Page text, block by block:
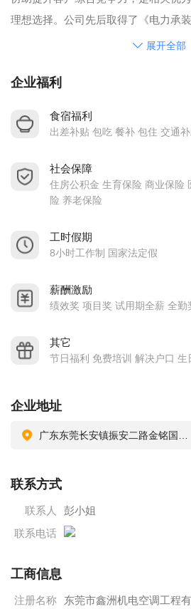
理想选择。公司先后取得了《电力承
五级资质》，《机电设备安装专业承
装，维修资格认证证书。
已精心培养出一支充满活力，技术领
管理员5人，同时还拥有1支90多个高
专业施工团队及大量优良的安装，维
后勤保障。
公司总经理及其专专业优秀团队曾
团.金宝集团，明冠集团.华贝电子，康
程中学习和吸取先进的经营及最新管
开拓市场，精诚合作。为客户提供“高
机电空调工程有限公司正是秉承“诚信
面对市场激烈竞争及各优秀企业的
格遵循ISO9001;2000质量体系及6’S
提高工程设计及专业技术水准，持之
客户。立足广东，面向全国服务。公
制度，不断完善及提升企业管理战术
展开全部
企业福利
食宿福利
出差补贴 包吃 餐补 包住 交通
社会保障
住房公积金 生育保险 商业保险
险 养老保险
工时假期
8小时工作制 国家法定假
薪酬激励
绩效奖 项目奖 试用期全薪 全勤
其它
节日福利 免费培训 解决户口 生
企业地址
联系方式
联系人
彭小姐
联系电话
工商信息
注册名称 东莞市鑫洲机电空调工程